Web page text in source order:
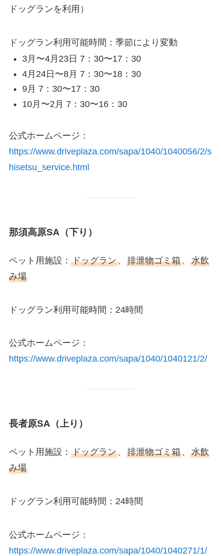
ドッグランを利用）
ドッグラン利用可能時間：季節により変動
3月〜4月23日 7：30〜17：30
4月24日〜8月 7：30〜18：30
9月 7：30〜17：30
10月〜2月 7：30〜16：30
公式ホームページ：
https://www.driveplaza.com/sapa/1040/1040056/2/s
hisetsu_service.html
那須高原SA（下り）
ペット用施設： ドッグラン、 排泄物ゴミ箱、 水飲
み場
ドッグラン利用可能時間：24時間
公式ホームページ：
https://www.driveplaza.com/sapa/1040/1040121/2/
長者原SA（上り）
ペット用施設： ドッグラン、 排泄物ゴミ箱、 水飲
み場
ドッグラン利用可能時間：24時間
公式ホームページ：
https://www.driveplaza.com/sapa/1040/1040271/1/